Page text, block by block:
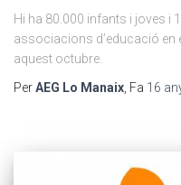
Hi ha 80.000 infants i joves i
associacions d’educació en
aquest octubre.
PerAEG Lo Manaix , Fa 16